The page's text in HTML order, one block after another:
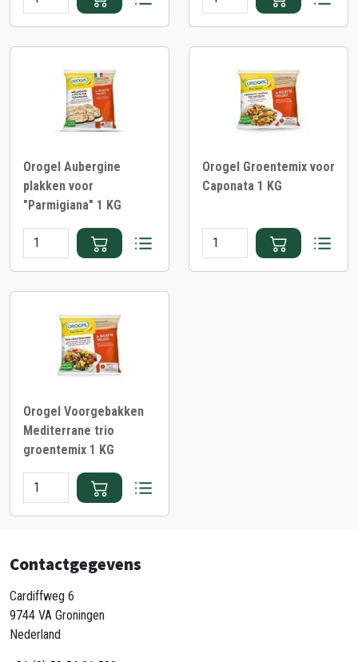
Orogel Aubergine
plakken voor
"Parmigiana" 1 KG
Orogel Groentemix voor
Caponata 1 KG
Orogel Voorgebakken
Mediterrane trio
groentemix 1 KG
Contactgegevens
Cardiffweg 6
9744 VA Groningen
Nederland